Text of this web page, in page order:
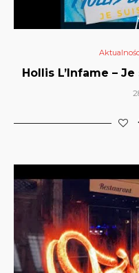
Hollis L’Infame –